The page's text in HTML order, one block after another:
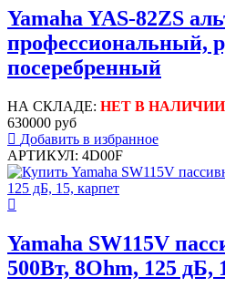
Yamaha YAS-82ZS
профессиональный,
посеребренный
НА СКЛАДЕ: НЕТ В НАЛИЧИИ
630000 руб
Добавить в избранное
АРТИКУЛ: 4D00F
Yamaha SW115V
500Вт, 8Ohm, 125 дБ,